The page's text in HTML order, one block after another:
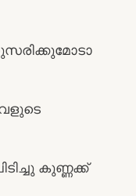
കുണ്ണക്ക്